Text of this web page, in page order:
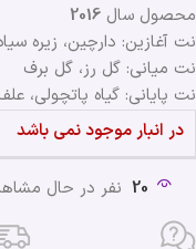
محصول سال 2016
نت آغازین: دارچین، زیره
نت میانی: گل رز، گل برف
نت پایانی: گیاه پاتچولی،
در انبار موجود نمی باشد
20 نفر در حال